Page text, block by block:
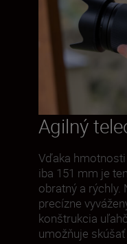
Agilný
Vďaka
iba 151 mm je
obratný a rýchly.
precízne
konštrukcia
umožňuje